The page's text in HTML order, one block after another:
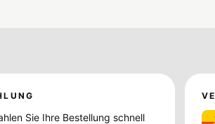
Sie Ihre Bestellung schnell